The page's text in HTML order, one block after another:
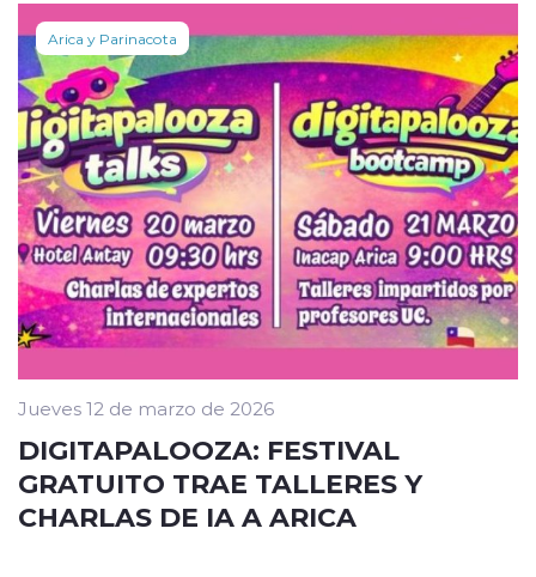
Arica y Parinacota
Jueves 12 de marzo de 2026
DIGITAPALOOZA: FESTIVAL
GRATUITO TRAE TALLERES Y
CHARLAS DE IA A ARICA